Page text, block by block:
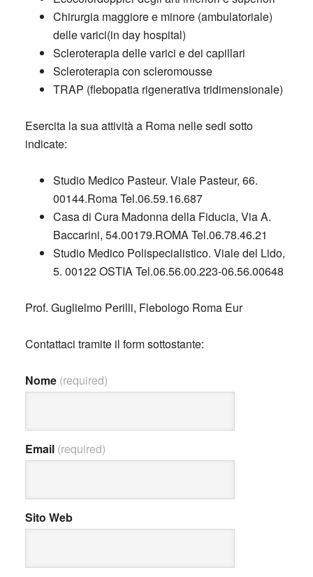
Chirurgia maggiore e minore (ambulatoriale)
delle varici(in day hospital)
Scleroterapia delle varici e dei capillari
Scleroterapia con scleromousse
TRAP (flebopatia rigenerativa tridimensionale)
Esercita la sua attività a Roma nelle sedi sotto
indicate:
Studio Medico Pasteur. Viale Pasteur, 66.
00144.Roma Tel.06.59.16.687
Casa di Cura Madonna della Fiducia, Via A.
Baccarini, 54.00179.ROMA Tel.06.78.46.21
Studio Medico Polispecialistico. Viale del Lido,
5. 00122 OSTIA Tel.06.56.00.223-06.56.00648
Prof. Guglielmo Perilli, Flebologo Roma Eur
Contattaci tramite il form sottostante:
Nome (required)
Email (required)
Sito Web